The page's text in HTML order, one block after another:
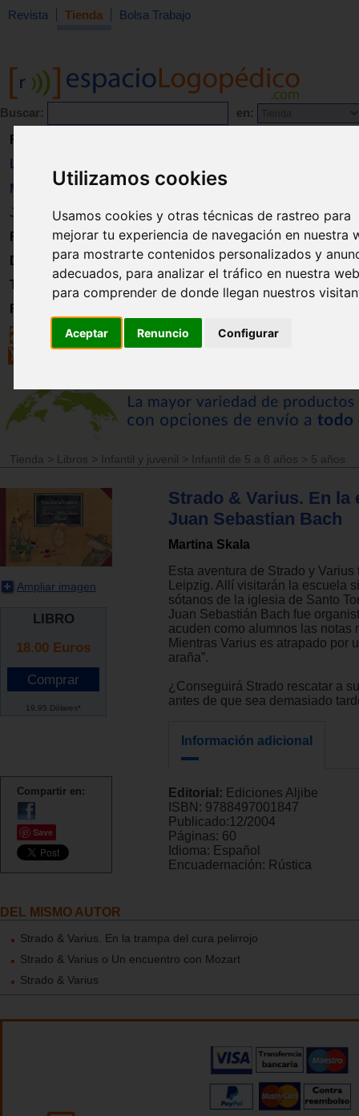
Utilizamos cookies
Usamos cookies y otras técnicas de rastreo para
mejorar tu experiencia de navegación en nuestra
para mostrarte contenidos personalizados y
adecuados, para analizar el tráfico en nuestra
para comprender de donde llegan nuestros
Aceptar Renuncio Configurar
Revista Tienda Bolsa Trabajo
Buscar: en:
Revista
Libros
Material
Juguetes
Formación
Directorio
Trabajo
Registro
Tienda > Libros > Infantil y juvenil > Infantil de 5 a 8 años > 5 años
Ampliar imagen
LIBRO
18.00 Euros
19.95 Dólares*
Compartir en:
Save
Strado & Varius. En la
Juan Sebastian Bach
Martina Skala
Esta aventura de Strado y
Leipzig. Allí visitarán la escuela
sótanos de la iglesia de Santo
Juan Sebastián Bach fue
acuden como alumnos las notas
Mientras Varius es atrapado por
araña”.
¿Conseguirá Strado rescatar a
antes de que sea demasiado
Información adicional
Editorial: Ediciones Aljibe
ISBN: 9788497001847
Publicado:12/2004
Páginas: 60
Idioma: Español
Encuadernación: Rústica
DEL MISMO AUTOR
Strado & Varius. En la trampa del cura pelirrojo
Strado & Varius o Un encuentro con Mozart
Strado & Varius